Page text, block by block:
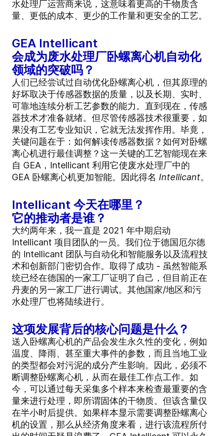
水处理厂运营商来说，这意味着更高的干物质含
量、更低的成本、更少的工作量和更安全的工艺。
GEA Intellicant
会成为废水处理厂卧螺离心机自动化
领域的突破吗？
人们已经尝试过自动优化卧螺离心机，但其原理的
好坏取决于传感器数据的质量，以及长期、实时、
可靠地连续分析工艺参数的能力。直到现在，传感
器技术才准备就绪。但尽管传感器技术很重要，如
果没有工艺专业知识，它就无法发挥作用。毕竟，
关键问题在于：如何解读传感器数据？如何对卧螺
离心机进行最佳调整？这一关键的工艺智能现在来
自 GEA，Intellicant 利用它使废水处理厂中的
GEA 卧螺离心机更加智能。因此得名 Intellicant。
Intellicant 今天在哪里？
它的推动者是谁？
大约两年来，我一直是 2021 年中期启动
Intellicant 项目团队的一员。我们位于德国厄尔德
的 Intellicant 团队与自动化和智能服务以及流程技
术和创新部门密切合作。取得了成功 - 虽然智能系
统已经在德国的一家工厂证明了自己，但目前正在
丹麦的另一家工厂进行调试。其他国家/地区和污
水处理厂也将陆续进行。
这项发展背后的核心问题是什么？
送入卧螺离心机的产品会发生永久性的变化，例如
温度、降雨、甚至重大事件的参数，而且当地工业
的类型都会对污泥的成分产生影响。因此，必须不
断调整卧螺离心机，从而在最佳工作点工作。如
今，可以通过每天采集多个样本来检查最重要的含
量来进行处理，即所谓固体的干物质。但该含量仅
在半小时后提供。如果样本显示需要调整卧螺离心
机的设置，那么从经济角度来看，进行该流程所付